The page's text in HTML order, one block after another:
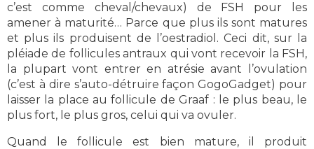
c’est comme cheval/chevaux) de FSH pour les
amener à maturité… Parce que plus ils sont matures
et plus ils produisent de l’oestradiol. Ceci dit, sur la
pléiade de follicules antraux qui vont recevoir la FSH,
la plupart vont entrer en atrésie avant l’ovulation
(c’est à dire s’auto-détruire façon GogoGadget) pour
laisser la place au follicule de Graaf : le plus beau, le
plus fort, le plus gros, celui qui va ovuler.
Quand le follicule est bien mature, il produit